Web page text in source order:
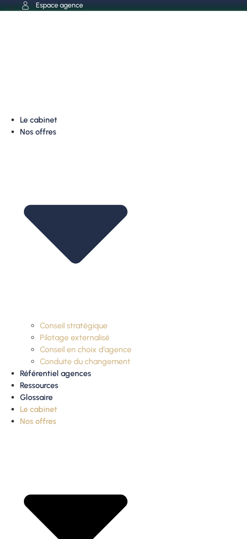
Aller
Espace agence
Le cabinet
Nos offres
Conseil stratégique
Pilotage externalisé
Conseil en choix d’agence
Conduite du changement
Référentiel agences
Ressources
Glossaire
Le cabinet
Nos offres